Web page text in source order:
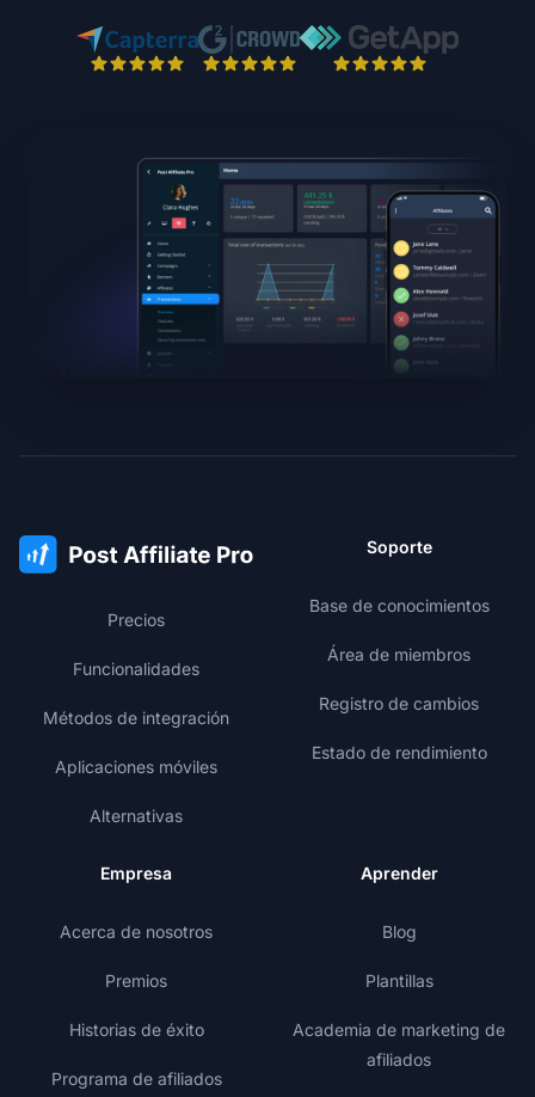
Precios
Funcionalidades
Métodos de integración
Aplicaciones móviles
Alternativas
Soporte
Base de conocimientos
Área de miembros
Registro de cambios
Estado de rendimiento
Empresa
Acerca de nosotros
Premios
Historias de éxito
Programa de afiliados
Aprender
Blog
Plantillas
Academia de marketing de
afiliados